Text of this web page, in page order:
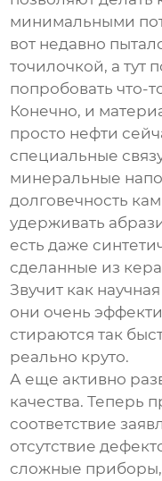
минимальными
вот недавно
точилочкой, а тут
попробовать что-
Конечно, и
просто нефти
специальные
минеральные
долговечность
удерживать
есть даже
сделанные из
Звучит как
они очень
стираются так
реально круто.
А еще активно
качества. Теперь
соответствие
отсутствие
сложные